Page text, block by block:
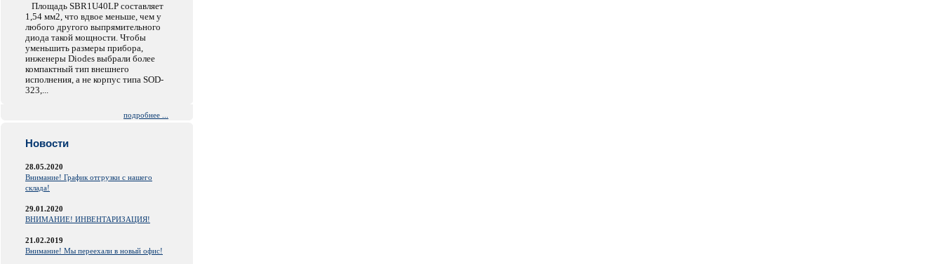
Площадь SBR1U40LP составляет
1,54 мм2, что вдвое меньше, чем у
любого другого выпрямительного
диода такой мощности. Чтобы
уменьшить размеры прибора,
инженеры Diodes выбрали более
компактный тип внешнего
исполнения, а не корпус типа SOD-
323,...
подробнее ...
Новости
28.05.2020
Внимание! График отгрузки с нашего
склада!
29.01.2020
ВНИМАНИЕ! ИНВЕНТАРИЗАЦИЯ!
21.02.2019
Внимание! Мы переехали в новый офис!